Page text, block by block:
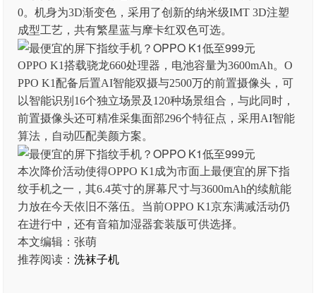
0。机身为3D渐变色，采用了创新的纳米级IMT 3D注塑
成型工艺，共有繁星蓝与摩卡红双色可选。
OPPO K1搭载骁龙660处理器，电池容量为3600mAh。O
PPO K1配备后置AI智能双摄与2500万的前置摄像头，可
以智能识别16个独立场景及120种场景组合，与此同时，
前置摄像头还可精准采集面部296个特征点，采用AI智能
算法，自动匹配美颜方案。
本次降价活动使得OPPO K1成为市面上最便宜的屏下指
纹手机之一，其6.4英寸的屏幕尺寸与3600mAh的续航能
力放在今天依旧不落伍。当前OPPO K1京东满减活动仍
在进行中，还有音箱加湿器套装版可供选择。
本文编辑：张萌
推荐阅读：洗袜子机